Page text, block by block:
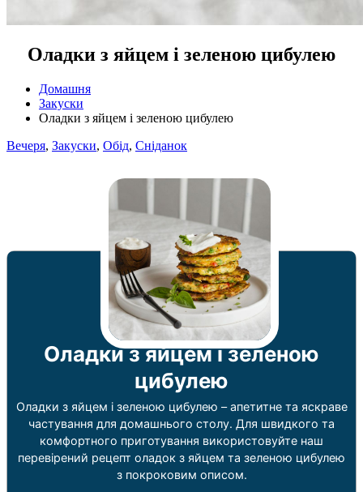
Оладки з яйцем і зеленою цибулею
Домашня
Закуски
Оладки з яйцем і зеленою цибулею
Вечеря, Закуски, Обід, Сніданок
Оладки з яйцем і зеленою
цибулею
Оладки з яйцем і зеленою цибулею – апетитне та яскраве
частування для домашнього столу. Для швидкого та
комфортного приготування використовуйте наш
перевірений рецепт оладок з яйцем та зеленою цибулею
з покроковим описом.